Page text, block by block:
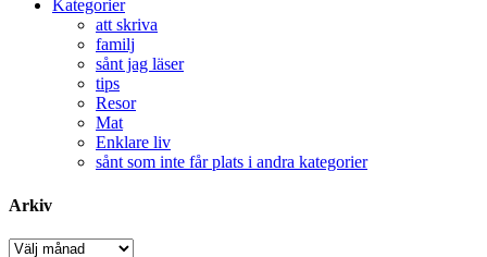
Kategorier
att skriva
familj
sånt jag läser
tips
Resor
Mat
Enklare liv
sånt som inte får plats i andra kategorier
Arkiv
Arkiv